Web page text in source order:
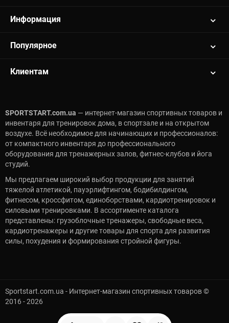
Информация
Популярное
Клиентам
SPORTSTART.com.ua — интернет-магазин спортивных товаров и
инвентаря для тренировок дома, в спортзале и на открытом
воздухе. Всё необходимое для начинающих и профессионалов:
от компактного инвентаря до профессионального
оборудования для тренажерных залов, фитнес-клубов и йога
студий.
Мы предлагаем широкий выбор продукции для занятий
тяжелой атлетикой, пауэрлифтингом, бодибилдингом,
фитнесом, кроссфитом, единоборствами, кардиотренировок и
силовыми тренировками. В ассортименте каталога
представлены: грузоблочные тренажеры, свободные веса,
кардиотренажеры и другие товары для спорта для развития
силы, похудения и формирования стройной фигуры.
Sportstart.com.ua - Интернет-магазин спортивных товаров ©
2016 - 2026